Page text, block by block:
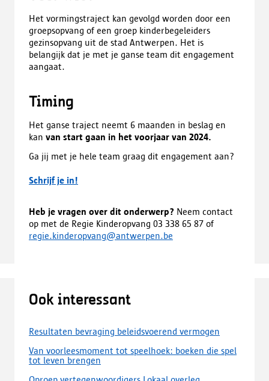
Het vormingstraject kan gevolgd worden door een
groepsopvang of een groep kinderbegeleiders
gezinsopvang uit de stad Antwerpen. Het is
belangijk dat je met je ganse team dit engagement
aangaat.
Timing
Het ganse traject neemt 6 maanden in beslag en
kan van start gaan in het voorjaar van 2024.
Ga jij met je hele team graag dit engagement aan?
Schrijf je in!
Heb je vragen over dit onderwerp? Neem contact
op met de Regie Kinderopvang 03 338 65 87 of
regie.kinderopvang@antwerpen.be
Ook interessant
Resultaten bevraging beleidsvoerend vermogen
Van voorleesmoment tot speelhoek: boeken die spel
tot leven brengen